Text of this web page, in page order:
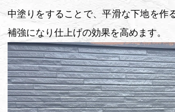
中塗りをすることで、平滑な下地を作
補強になり仕上げの効果を高めます。